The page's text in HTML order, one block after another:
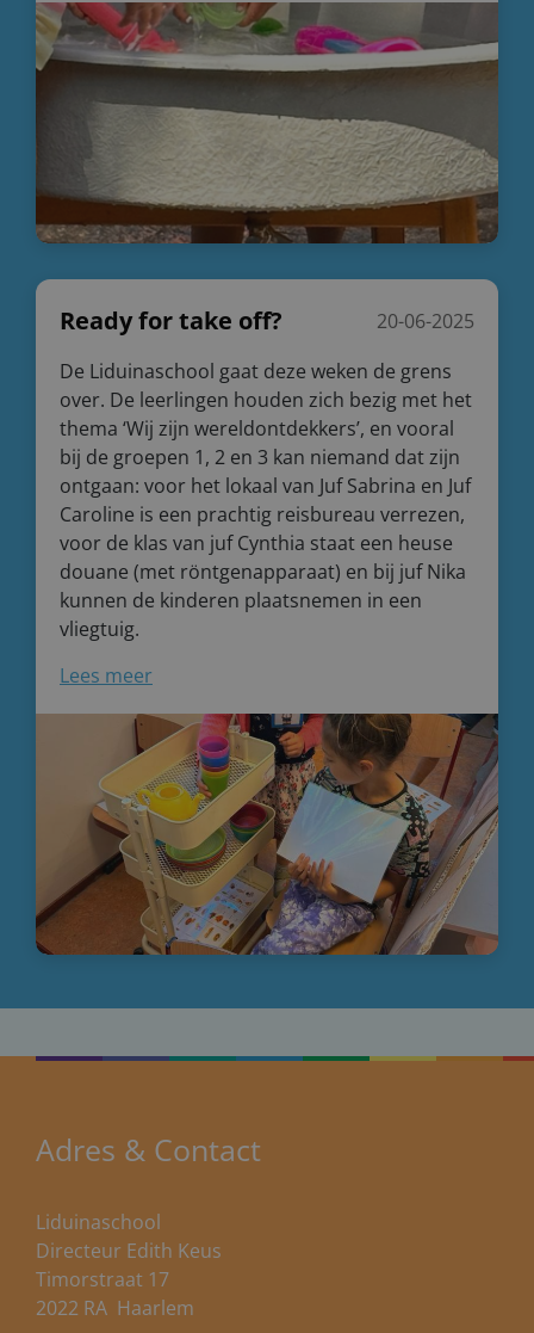
Ready for take off?
20-06-2025
De Liduinaschool gaat deze weken de grens
over. De leerlingen houden zich bezig met het
thema ‘Wij zijn wereldontdekkers’, en vooral
bij de groepen 1, 2 en 3 kan niemand dat zijn
ontgaan: voor het lokaal van Juf Sabrina en Juf
Caroline is een prachtig reisbureau verrezen,
voor de klas van juf Cynthia staat een heuse
douane (met röntgenapparaat) en bij juf Nika
kunnen de kinderen plaatsnemen in een
vliegtuig.
Lees meer
Adres & Contact
Liduinaschool
Directeur Edith Keus
Timorstraat 17
2022 RA Haarlem